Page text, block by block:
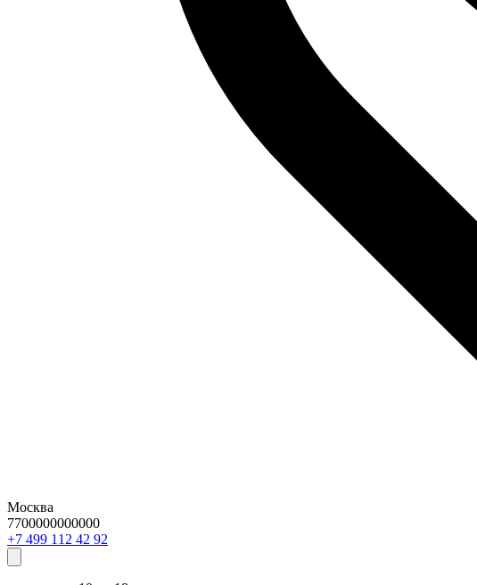
Москва
7700000000000
29 24 211 994 7+